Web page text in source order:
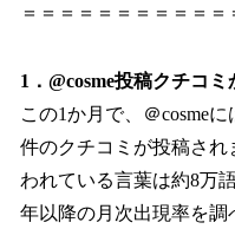
＝＝＝＝＝＝＝＝＝＝＝
1．@cosme投稿クチコ
この1か月で、＠cosme
件のクチコミが投稿さ
われている言葉は約8万
年以降の月次出現率を調